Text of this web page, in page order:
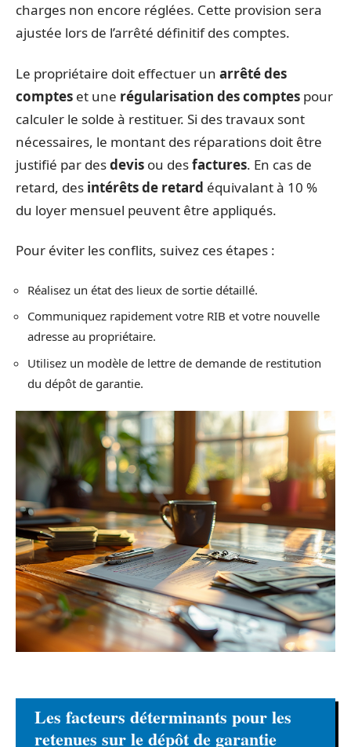
charges non encore réglées. Cette provision sera
ajustée lors de l’arrêté définitif des comptes.
Le propriétaire doit effectuer un arrêté des
comptes et une régularisation des comptes pour
calculer le solde à restituer. Si des travaux sont
nécessaires, le montant des réparations doit être
justifié par desdevis ou desfactures. En cas de
retard, des intérêts de retard équivalant à 10 %
du loyer mensuel peuvent être appliqués.
Pour éviter les conflits, suivez ces étapes :
Réalisez un état des lieux de sortie détaillé.
Communiquez rapidement votre RIB et votre nouvelle
adresse au propriétaire.
Utilisez un modèle de lettre de demande de restitution
du dépôt de garantie.
Les facteurs déterminants pour les
retenues sur le dépôt de garantie